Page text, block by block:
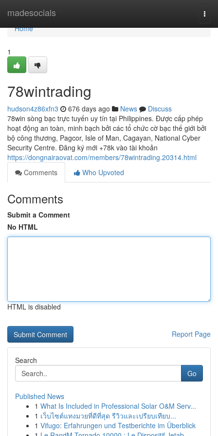
madesocials
Home
Home
1
78wintrading
hudson4z86xfn3 676 days ago News
Discuss
78win sòng bạc trực tuyến uy tín tại Philippines. Được cấp phép
hoạt động an toàn, minh bạch bởi các tổ chức cờ bạc thế giới bởi
bộ công thương, Pagcor, Isle of Man, Cagayan, National Cyber
Security Centre. Đăng ký mới +78k vào tài khoản
https://dongnairaovat.com/members/78wintrading.20314.html
Comments
Who Upvoted
Comments
Submit a Comment
No HTML
HTML is disabled
Report Page
Search
Go
Published News
1 What Is Included in Professional Solar O&M Serv...
1 เว็บไซต์แทงมวยที่ดีที่สุด รีวิวและเปรียบเทียบ...
1 Vifugo: Erfahrungen und Testberichte im Überblick